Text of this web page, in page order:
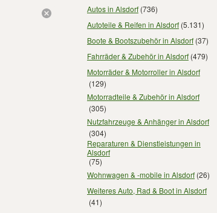
Autos in Alsdorf (736)
Autoteile & Reifen in Alsdorf (5.131)
Boote & Bootszubehör in Alsdorf (37)
Fahrräder & Zubehör in Alsdorf (479)
Motorräder & Motorroller in Alsdorf
(129)
Motorradteile & Zubehör in Alsdorf
(305)
Nutzfahrzeuge & Anhänger in Alsdorf
(304)
Reparaturen & Dienstleistungen in
Alsdorf
(75)
Wohnwagen & -mobile in Alsdorf (26)
Weiteres Auto, Rad & Boot in Alsdorf
(41)